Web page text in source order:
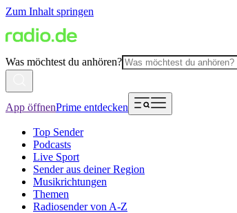
Zum Inhalt springen
Was möchtest du anhören?
App öffnenPrime entdecken
Top Sender
Podcasts
Live Sport
Sender aus deiner Region
Musikrichtungen
Themen
Radiosender von A-Z